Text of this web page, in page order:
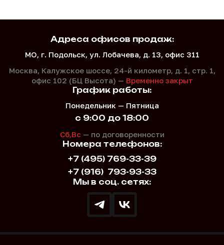
Адреса офисов продаж:
МО, г. Подольск, ул. Лобачева, д. 13, офис 311
Москва, Калужское шоссе, 24-й километр, д. 1, стр. 1,
офис 102 (БЦ Высота) — Временно закрыт
Номера телефонов:
+7 (495) 769-33-39
+7 (916) 793-93-33
График работы:
Понедельник — Пятница
с 9:00 до 18:00
Сб,Вс — по договоренности
Мы в соц. сетях: